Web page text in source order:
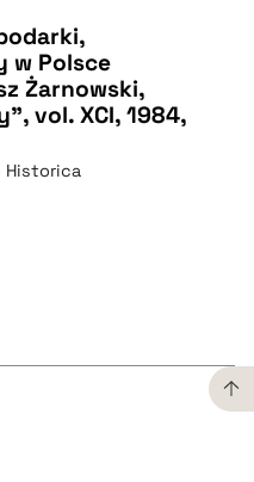
w Polsce
Żarnowski,
vol. XCI, 1984,
Historica